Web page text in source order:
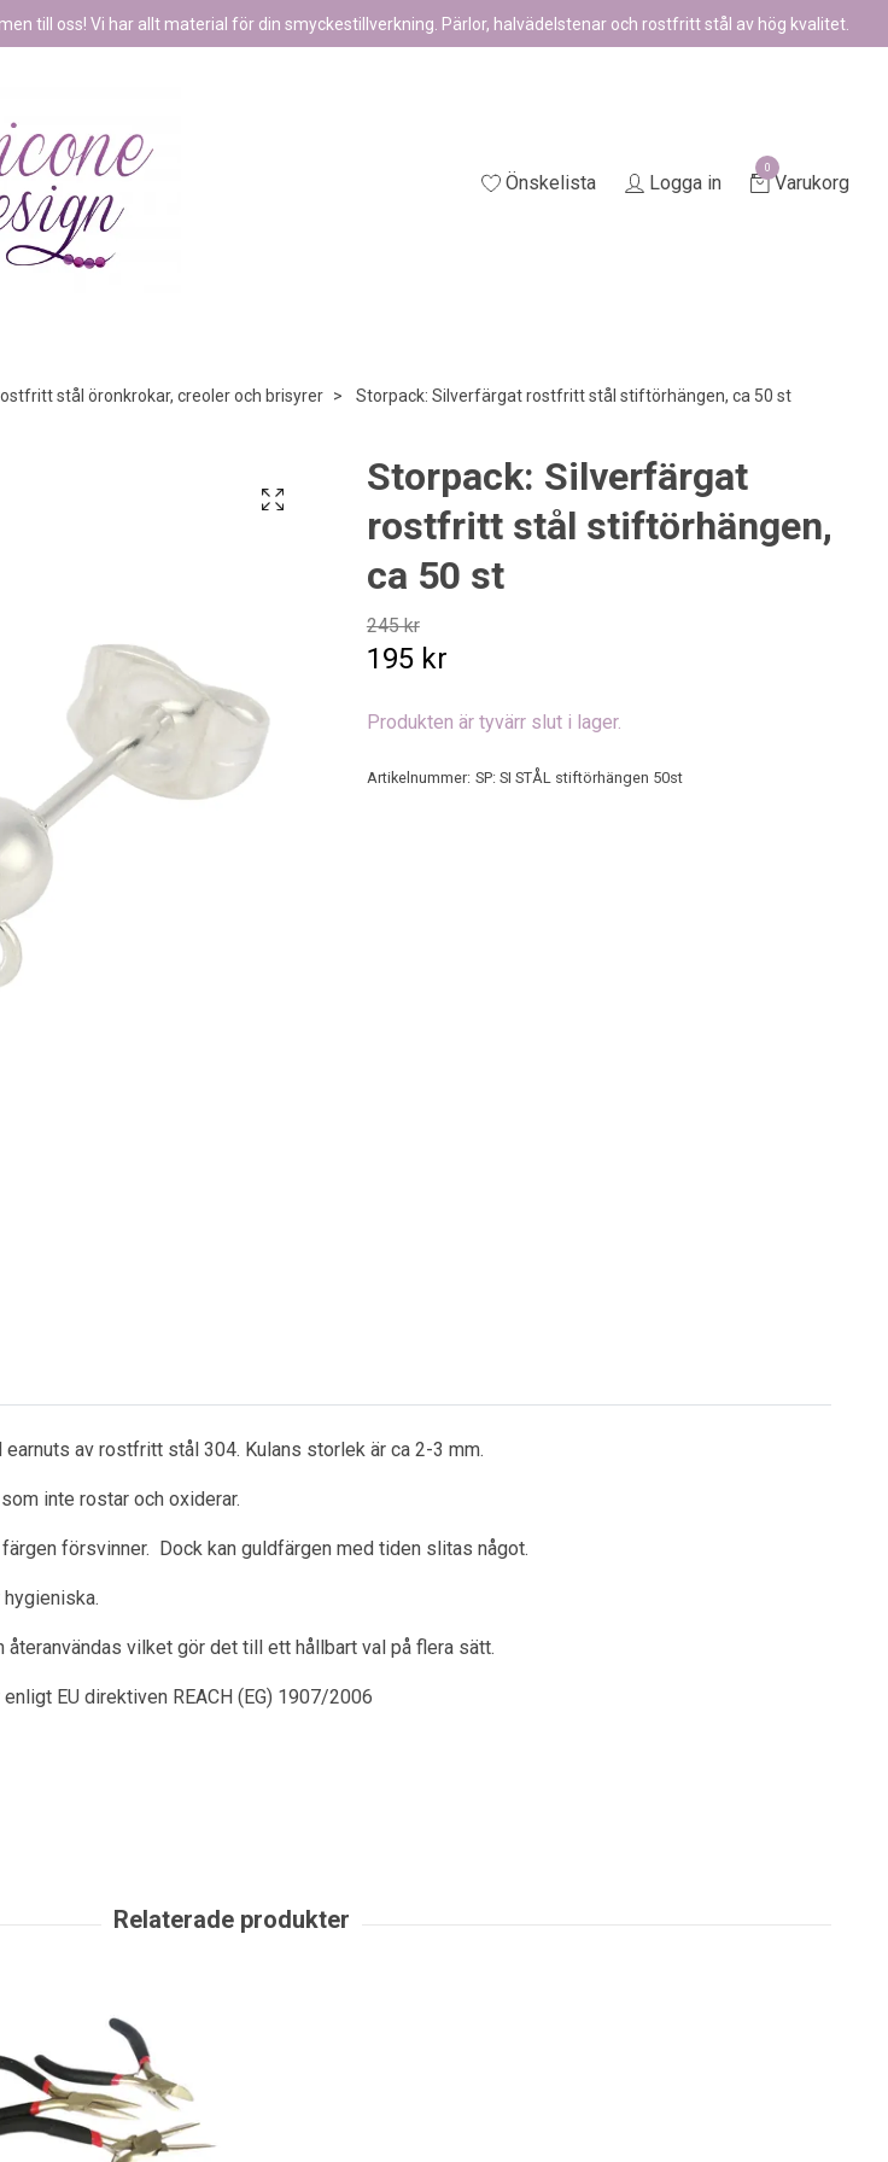
till oss! Vi har allt material för din smyckestillverkning. Pärlor, halvädelstenar och rostfritt stål av hög kvalitet.
Önskelista Logga in
0
Varukorg
stål öronkrokar, creoler och brisyrer Storpack: Silverfärgat rostfritt stål stiftörhängen, ca 50 st
Storpack: Silverfärgat
rostfritt stål stiftörhängen,
ca 50 st
245 kr
195 kr
Produkten är tyvärr slut i lager.
Artikelnummer: SP: SI STÅL stiftörhängen 50st
av rostfritt stål 304. Kulans storlek är ca 2-3 mm.
inte rostar och oxiderar.
försvinner. Dock kan guldfärgen med tiden slitas något.
vilket gör det till ett hållbart val på flera sätt.
EU direktiven REACH (EG) 1907/2006